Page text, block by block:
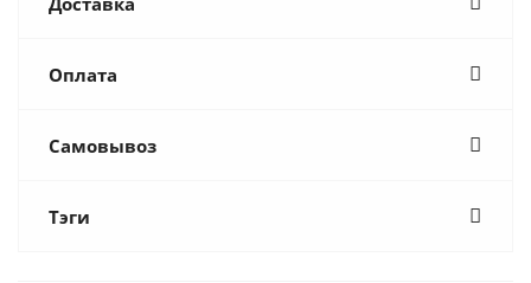
Оплата
Самовывоз
Тэги